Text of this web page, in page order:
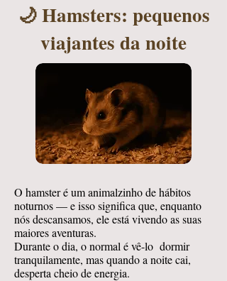
🌙 Hamsters: pequenos
viajantes da noite
O hamster é um animalzinho de hábitos
noturnos — e isso significa que, enquanto
nós descansamos, ele está vivendo as suas
maiores aventuras.
Durante o dia, o normal é vê-lo dormir
tranquilamente, mas quando a noite cai,
desperta cheio de energia.